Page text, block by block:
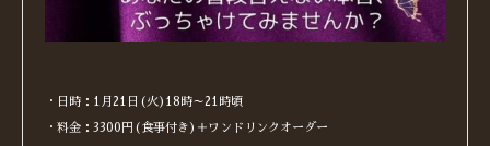
・日時：1月21日(火)18時～21時頃
・料金：3300円(食事付き)＋ワンドリンクオーダー